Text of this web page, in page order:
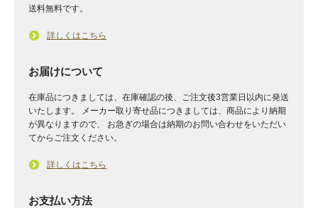
送料無料です。
詳しくはこちら
お届けについて
在庫品につきましては、在庫確認の後、ご注文後3営業日以内に発送
いたします。 メーカー取り寄せ品につきましては、商品により納期
が異なりますので、 お急ぎの場合は納期のお問い合わせをいただい
てからご注文ください。
詳しくはこちら
お支払い方法